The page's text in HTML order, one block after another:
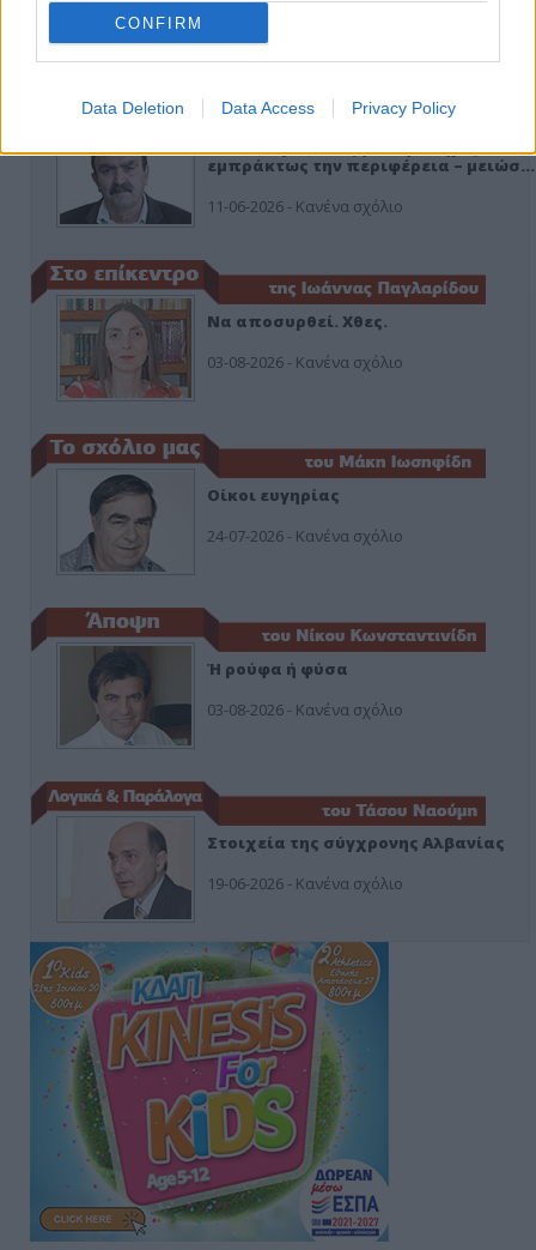
CONFIRM
Data Deletion Data Access Privacy Policy
Κιλκίς προς Χατζηδάκη: Στηρίξτε
εμπράκτως την περιφέρεια – μειώσ…
11-06-2026 - Κανένα σχόλιο
Να αποσυρθεί. Χθες.
03-08-2026 - Κανένα σχόλιο
Οίκοι ευγηρίας
24-07-2026 - Κανένα σχόλιο
Ή ρούφα ή φύσα
03-08-2026 - Κανένα σχόλιο
Στοιχεία της σύγχρονης Αλβανίας
19-06-2026 - Κανένα σχόλιο